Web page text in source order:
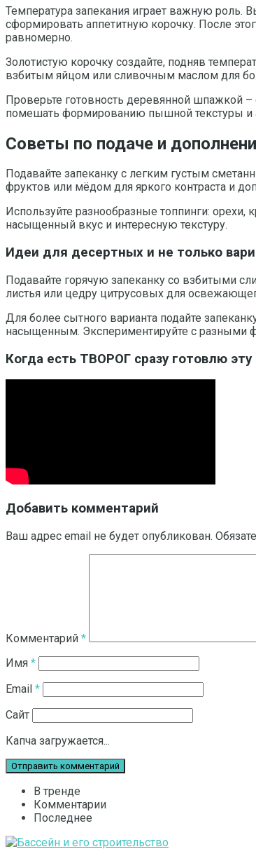
Температура запекания играет важную роль.
сформировать аппетитную корочку. После
равномерно.
Золотистую корочку создайте, подняв
взбитым яйцом или сливочным маслом для
Проверьте готовность деревянной шпажкой
помешать формированию пышной текстуры и
Советы по подаче и
Подавайте запеканку с легким густым
фруктов или мёдом для яркого контраста и
Используйте разнообразные топпинги:
насыщенный вкус и интересную текстуру.
Идеи для десертных и не только
Подавайте горячую запеканку со взбитыми
листья или цедру цитрусовых для
Для более сытного варианта подайте
насыщенным. Экспериментируйте с разными
Когда есть ТВОРОГ сразу готовлю
Добавить комментарий
Ваш адрес email не будет опубликован.
Комментарий *
Имя *
Email *
Сайт
Капча загружается...
В тренде
Комментарии
Последнее